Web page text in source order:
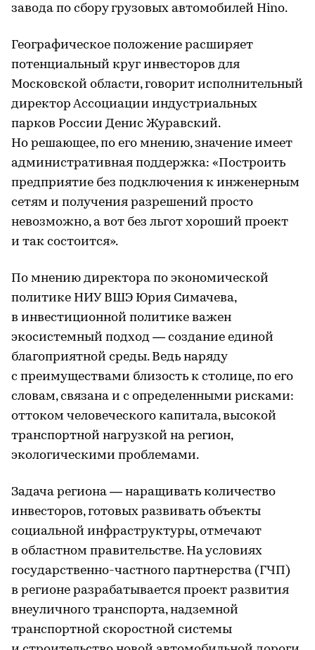
завода по сбору грузовых автомобилей Hino.
Географическое положение расширяет
потенциальный круг инвесторов для
Московской области, говорит исполнительный
директор Ассоциации индустриальных
парков России Денис Журавский.
Но решающее, по его мнению, значение имеет
административная поддержка: «Построить
предприятие без подключения к инженерным
сетям и получения разрешений просто
невозможно, а вот без льгот хороший проект
и так состоится».
По мнению директора по экономической
политике НИУ ВШЭ Юрия Симачева,
в инвестиционной политике важен
экосистемный подход — создание единой
благоприятной среды. Ведь наряду
с преимуществами близость к столице, по его
словам, связана и с определенными рисками:
оттоком человеческого капитала, высокой
транспортной нагрузкой на регион,
экологическими проблемами.
Задача региона — наращивать количество
инвесторов, готовых развивать объекты
социальной инфраструктуры, отмечают
в областном правительстве. На условиях
государственно-частного партнерства (ГЧП)
в регионе разрабатывается проект развития
внеуличного транспорта, надземной
транспортной скоростной системы